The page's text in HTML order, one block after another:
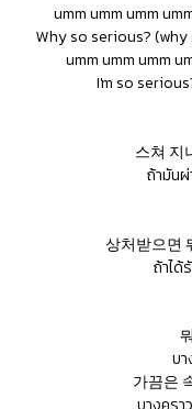
umm umm umm
Why so serious?
umm umm umm
I'm so
스쳐 지
ถ้ามันผ่
상처받으면
ถ้าได้
บ
가끔은